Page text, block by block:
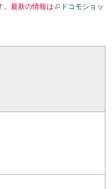
。最新の情報は
ドコモショッ